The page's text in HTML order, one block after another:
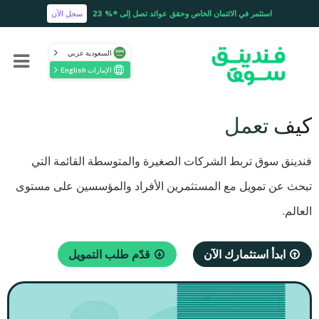
استثمر في الائتمان الخاص وحقق عوائد تصل إلى *% 23 سجل الآن
السعودية عربي
الإمارات English
كيف تعمل
فندينق سوق تربط الشركات الصغيرة والمتوسطة القائمة التي
تبحث عن تمويل مع المستثمرين الأفراد والمؤسسين على مستوى
العالم.
ابدأ استثمارك الآن قدّم طلب التمويل